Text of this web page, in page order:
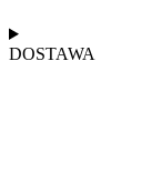
DOSTAWA